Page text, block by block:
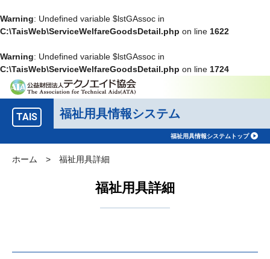
Warning: Undefined variable $lstGAssoc in
C:\TaisWeb\ServiceWelfareGoodsDetail.php on line 1622
Warning: Undefined variable $lstGAssoc in
C:\TaisWeb\ServiceWelfareGoodsDetail.php on line 1724
TAIS 福祉用具情報システム
福祉用具情報システムトップ
ホーム > 福祉用具詳細
福祉用具詳細